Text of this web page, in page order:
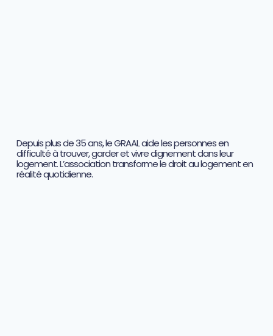
Depuis plus de 35 ans, le GRAAL aide les personnes en
difficulté à trouver, garder et vivre dignement dans leur
logement. L’association transforme le droit au logement en
réalité quotidienne.